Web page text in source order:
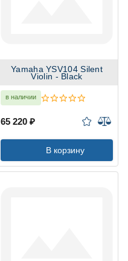
Yamaha YSV104 Silent
Violin - Black
в наличии
65 220 ₽
В корзину